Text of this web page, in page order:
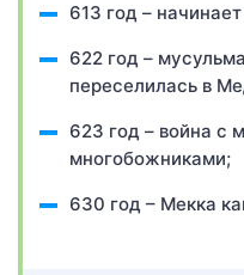
613 год –
622 год –
переселилась в
623 год – война с
многобожниками;
630 год – Мекка